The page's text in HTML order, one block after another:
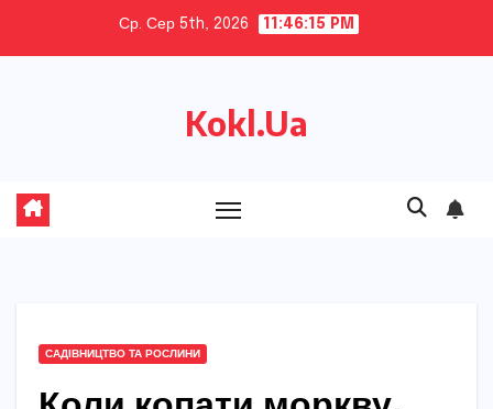
Ср. Сер 5th, 2026 11:46:16 PM
Kokl.Ua
САДІВНИЦТВО ТА РОСЛИНИ